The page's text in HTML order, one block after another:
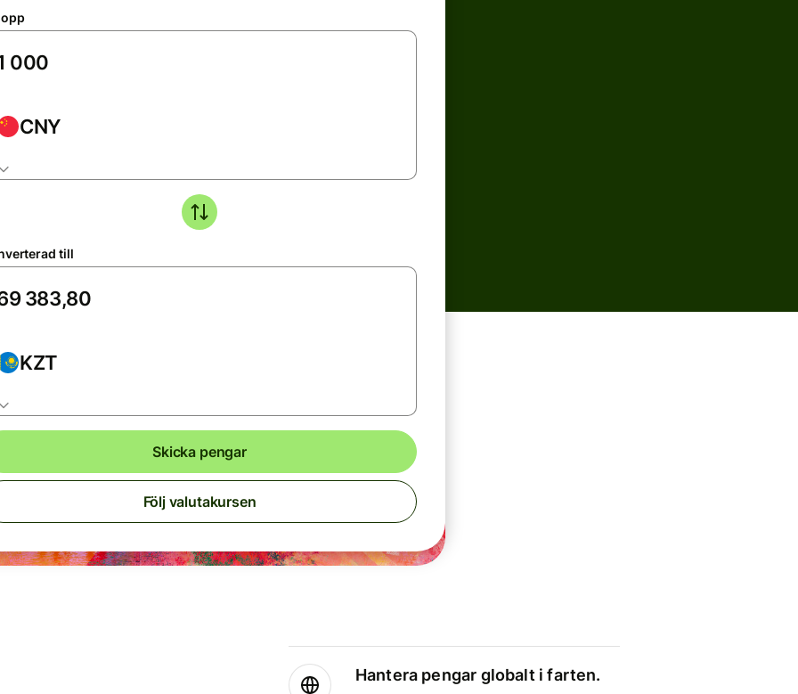
CNY
till
KZT
Skicka pengar
Följ valutakursen
Hantera pengar globalt i farten.